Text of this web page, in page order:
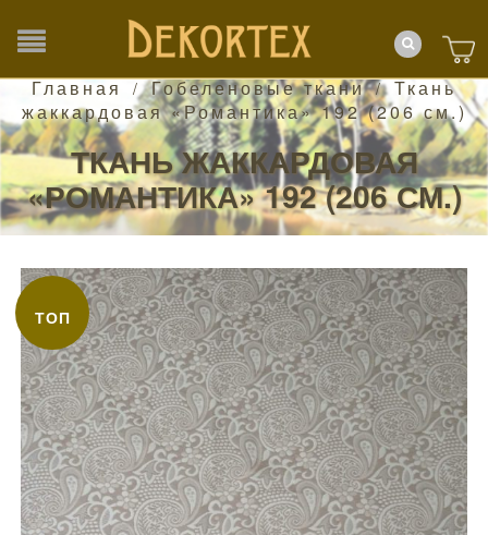
Главная / Гобеленовые ткани /Ткань
жаккардовая «Романтика» 192 (206 см.)
ТКАНЬ ЖАККАРДОВАЯ
«РОМАНТИКА» 192 (206 СМ.)
ТОП